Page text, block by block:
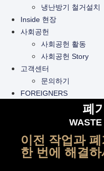
냉난방기 철거설치
Inside 현장
사회공헌
사회공헌 활동
사회공헌 Story
고객센터
문의하기
FOREIGNERS
폐
이전 작업과
한 번에 해결